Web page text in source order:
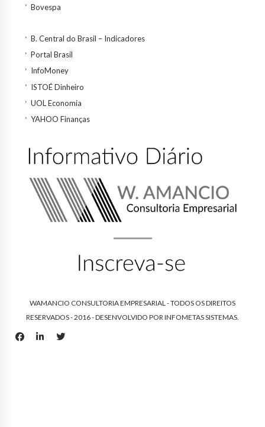
Bovespa
B. Central do Brasil – Indicadores
Portal Brasil
InfoMoney
ISTOÉ Dinheiro
UOL Economia
YAHOO Finanças
WAMANCIO CONSULTORIA EMPRESARIAL - TODOS OS DIREITOS
RESERVADOS - 2016 - DESENVOLVIDO PORINFOMETAS SISTEMAS.